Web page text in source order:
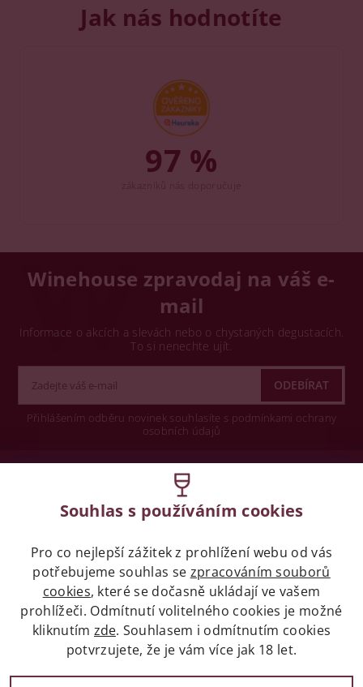
Jak nás hodnotíte
97 %
Winehouse zpravodaj na váš e-
mail
Informace o akcích a slevách nebo o chystaných degustacích.
To si nenechte ujít.
Přihlášením odběru novinek souhlasíte s podmínkami ochrany
osobních údajů
Legislativa
Zákaz prodeje alkoholických nápojů osobám
mladších 18 let.
Naše služby
Souhlas s používáním cookies
Pro co nejlepší zážitek z prohlížení webu od vás
potřebujeme souhlas se zpracováním souborů
cookies, které se dočasně ukládají ve vašem
prohlížeči. Odmítnutí volitelného cookies je možné
kliknutím zde. Souhlasem i odmítnutím cookies
potvrzujete, že je vám více jak 18 let.